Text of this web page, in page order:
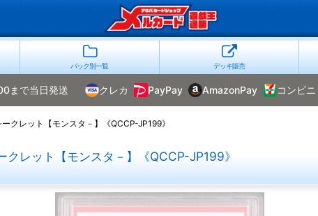
パック別一覧 デッキ販売
まで当日発送 クレカ PayPay AmazonPay コンビニ
クレット【モンスタ－】《QCCP-JP199》
クレット【モンスタ－】《QCCP-JP199》